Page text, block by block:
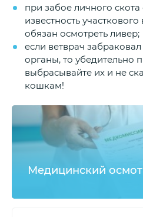
при забое личного скота
известность
обязан осмотреть ливер;
если ветврач
органы, то убедительно
выбрасывайте их и не
кошкам!
Медицинский